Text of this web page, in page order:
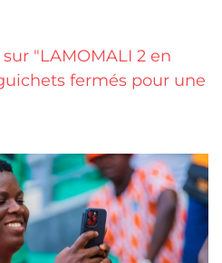
"LAMOMALI 2 en
fermés pour une